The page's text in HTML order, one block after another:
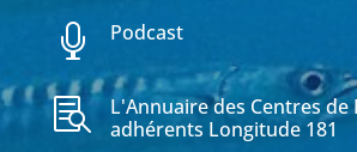
 Podcast

L'Annuaire des Centres de
adhérents Longitude 181